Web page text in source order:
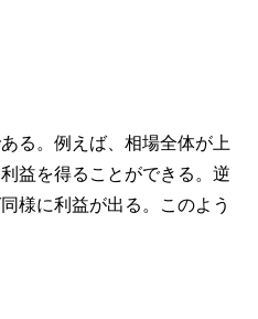
る。例えば、相場全体が上
益を得ることができる。逆
様に利益が出る。このよう